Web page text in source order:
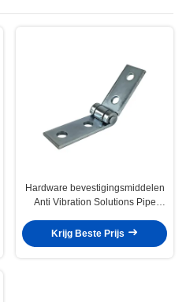
Hardware bevestigingsmiddelen
Anti Vibration Solutions Pipe
Krijg Beste Prijs